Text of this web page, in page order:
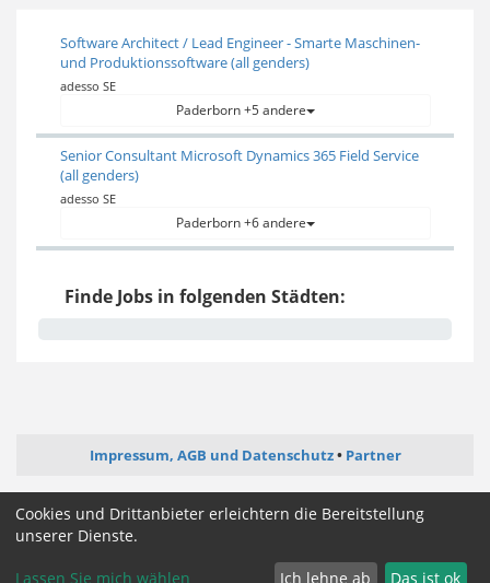
Software Architect / Lead Engineer - Smarte Maschinen-
und Produktionssoftware (all genders)
adesso SE
Paderborn +5 andere
Senior Consultant Microsoft Dynamics 365 Field Service
(all genders)
adesso SE
Paderborn +6 andere
Finde Jobs in folgenden Städten:
Impressum, AGB und Datenschutz Partner
ictjob.de administrator-jobs.de
webentwickler-jobs.de
Cookies und Drittanbieter erleichtern die Bereitstellung
unserer Dienste.
Lassen Sie mich wählen Ich lehne ab Das ist ok